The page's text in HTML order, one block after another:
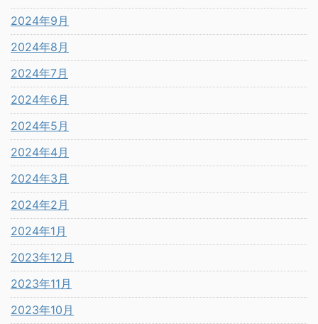
2024年9月
2024年8月
2024年7月
2024年6月
2024年5月
2024年4月
2024年3月
2024年2月
2024年1月
2023年12月
2023年11月
2023年10月